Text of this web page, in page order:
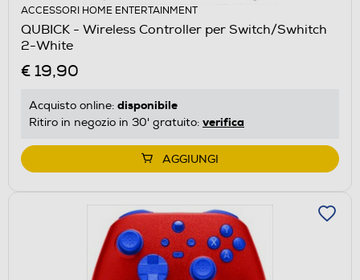
ACCESSORI HOME ENTERTAINMENT
QUBICK - Wireless Controller per Switch/Swhitch
2-White
€ 19,90
Acquisto online: disponibile
Ritiro in negozio in 30' gratuito: verifica
AGGIUNGI